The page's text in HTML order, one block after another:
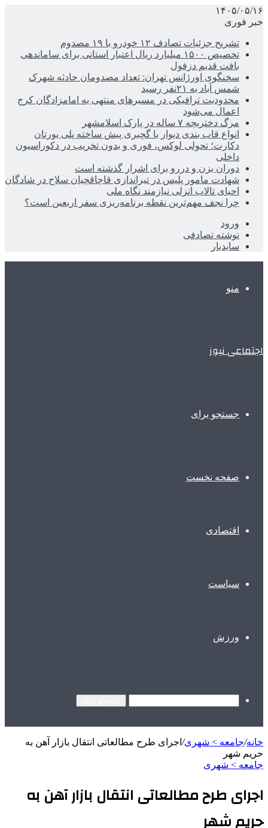
۱۴۰۵/۰۵/۱۶
خبر فوری
تشریح جزئیات تصادف ۱۲ خودرو با ۱۹ مصدوم
تخصیص ۱۵۰۰ میلیارد ریال اعتبار استانی برای ساماندهی
بافت قدیم دزفول
سخنگوی اورژانس تهران: تعداد مصدومان حادثه شهرک
شمس آباد به ۲۱نفر رسید
محدودیت ترافیکی در مسیرهای منتهی به امامزادگان کرج
اعمال می‌شود
مرگ دختربچه ۷ ساله در پارک اسلامشهر
انواع قاب بندی دیوار با گچبری پیش ساخته پلی یورتان
دکارت؛ تحولی لوکس، فوری و بدون تخریب در دکوراسیون
داخلی
دوران بزن و دررو برای اشرار گذشته است
شهادت مامور پلیس در تیراندازی قاچاقچیان سلاح در شادگان
احیای تالاب انزلی نیازمند نگاه ملی
چرا نجف مهم‌ترین نقطه برنامه‌ریزی سفر اربعین است؟
ورود
نوشته تصادفی
سایدبار
منو
اجتماعی نیوز
جستجو برای
صفحه نخست
اقتصادی
سیاست
ورزش
خانه/جامعه > شهری/ اجرای طرح مطالعاتی انتقال بازار آهن به
حریم شهر
جامعه > شهری
اجرای طرح مطالعاتی انتقال بازار آهن به
حریم شهر